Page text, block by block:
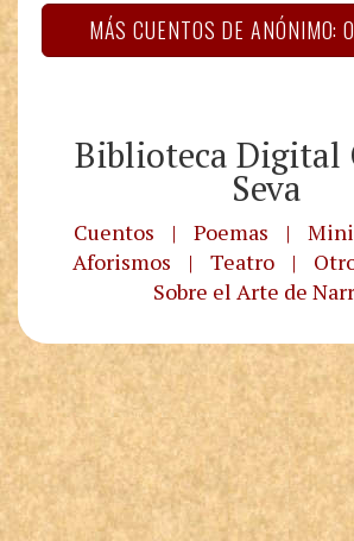
MÁS CUENTOS DE ANÓNIMO:
Biblioteca Digital
Seva
Cuentos | Poemas |
Aforismos
| Teatro |
Sobre el Arte de